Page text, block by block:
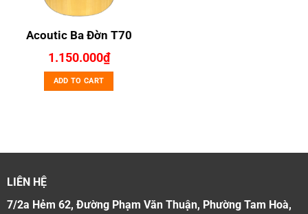
Acoutic Ba Đờn T70
1.150.000₫
ADD TO CART
LIÊN HỆ
7/2a Hẻm 62, Đường Phạm Văn Thuận, Phường Tam Hoà,